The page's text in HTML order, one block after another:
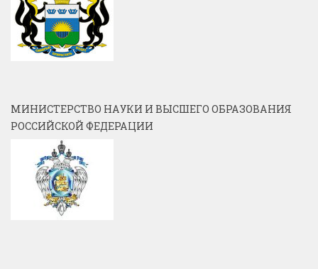
МИНИСТЕРСТВО НАУКИ И ВЫСШЕГО ОБРАЗОВАНИЯ
РОССИЙСКОЙ ФЕДЕРАЦИИ